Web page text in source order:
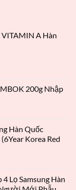
VITAMIN A Hàn
200g Nhập
Hàn Quốc
Korea Red
Lọ Samsung Hàn